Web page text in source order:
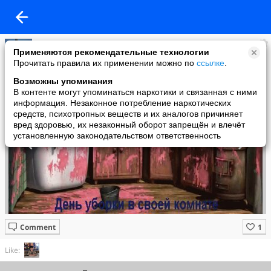
Применяются рекомендательные технологии
Прочитать правила их применении можно по ссылке
Возможны упоминания
В контенте могут упоминаться наркотики и связанная с ними
информация. Незаконное потребление наркотических
средств, психотропных веществ и их аналогов причиняет
вред здоровью, их незаконный оборот запрещён и влечёт
установленную законодательством ответственность
Надежда Крючкова
added a photo
10 May в 15:36
Comment
Like: